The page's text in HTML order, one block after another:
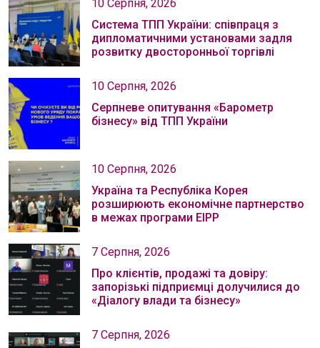
10 Серпня, 2026
Система ТПП України: співпраця з
дипломатичними установами задля
розвитку двосторонньої торгівлі
10 Серпня, 2026
Серпневе опитування «Барометр
бізнесу» від ТПП України
10 Серпня, 2026
Україна та Республіка Корея
розширюють економічне партнерство
в межах програми EIPP
7 Серпня, 2026
Про клієнтів, продажі та довіру:
запорізькі підприємці долучилися до
«Діалогу влади та бізнесу»
7 Серпня, 2026